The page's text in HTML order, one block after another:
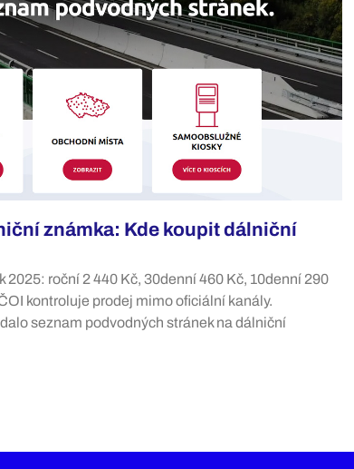
známka: Kde koupit dálniční
2025: roční 2 440 Kč, 30denní 460 Kč, 10denní 290
kontroluje prodej mimo oficiální kanály.
seznam podvodných stránek na dálniční